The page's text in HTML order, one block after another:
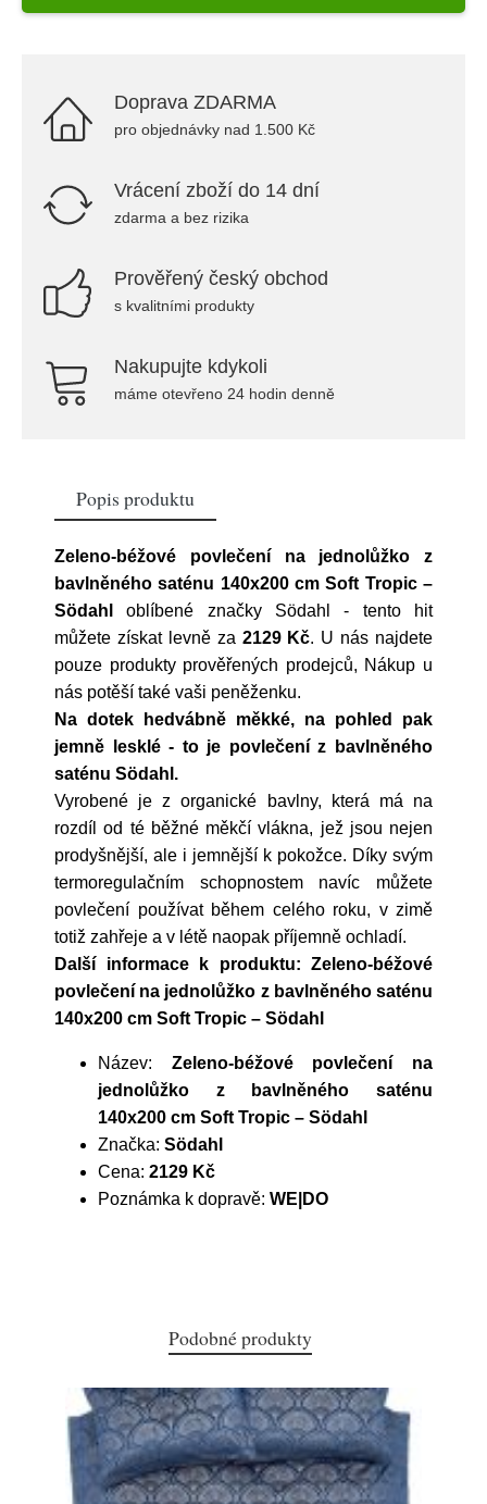
Doprava ZDARMA
pro objednávky nad 1.500 Kč
Vrácení zboží do 14 dní
zdarma a bez rizika
Prověřený český obchod
s kvalitními produkty
Nakupujte kdykoli
máme otevřeno 24 hodin denně
Popis produktu
Zeleno-béžové povlečení na jednolůžko z
bavlněného saténu 140x200 cm Soft Tropic –
Södahl
oblíbené značky Södahl
- tento hit
můžete získat levně za 2129 Kč. U nás najdete
pouze produkty prověřených prodejců, Nákup u
nás potěší také vaši peněženku.
Na dotek hedvábně měkké, na pohled pak
jemně lesklé - to je povlečení z bavlněného
saténu Södahl.
Vyrobené je z organické bavlny, která má na
rozdíl od té běžné měkčí vlákna, jež jsou nejen
prodyšnější, ale i jemnější k pokožce. Díky svým
termoregulačním schopnostem navíc můžete
povlečení používat během celého roku, v zimě
totiž zahřeje a v létě naopak příjemně ochladí.
Další informace k produktu: Zeleno-béžové
povlečení na jednolůžko z bavlněného saténu
140x200 cm Soft Tropic – Södahl
Název: Zeleno-béžové povlečení na
jednolůžko z bavlněného saténu
140x200 cm Soft Tropic – Södahl
Značka: Södahl
Cena: 2129 Kč
Poznámka k dopravě: WE|DO
Podobné produkty